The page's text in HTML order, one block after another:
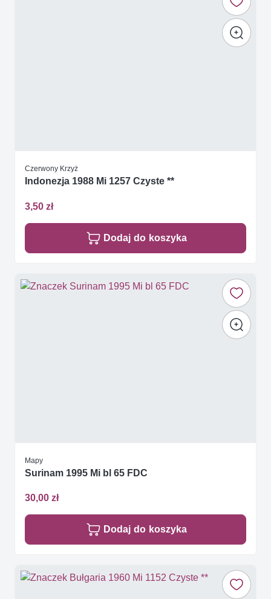
Czerwony Krzyż
Indonezja 1988 Mi 1257 Czyste **
3,50 zł
Dodaj do koszyka
Mapy
Surinam 1995 Mi bl 65 FDC
30,00 zł
Dodaj do koszyka